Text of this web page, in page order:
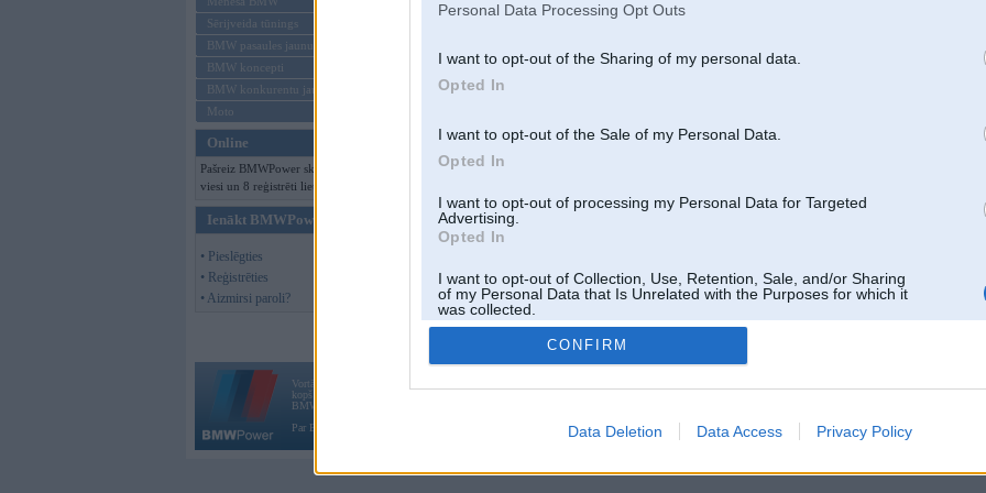
Personal Data Processing Opt Outs
I want to opt-out of the Sharing of my personal data.
Opted In
I want to opt-out of the Sale of my Personal Data.
Opted In
I want to opt-out of processing my Personal Data for Targeted
Advertising.
Opted In
I want to opt-out of Collection, Use, Retention, Sale, and/or Sharing
of my Personal Data that Is Unrelated with the Purposes for which it
was collected.
Opted Out
CONFIRM
Data Deletion Data Access Privacy Policy
Sērijveida tūnings
BMW pasaules jaunumi
BMW koncepti
BMW konkurentu jaunumi
Moto
Online
Pašreiz BMWPower skatās 111
viesi un 8 reģistrēti lietotāji.
Ienākt BMWPower
• Pieslēgties
• Reģistrēties
• Aizmirsi paroli?
Vortāls BMWPower.lv darbojas
kopš 2002. gada 14. maija. Tas nav auto klubs un nav saistīts ar
BMW AG.
Par BMWPower